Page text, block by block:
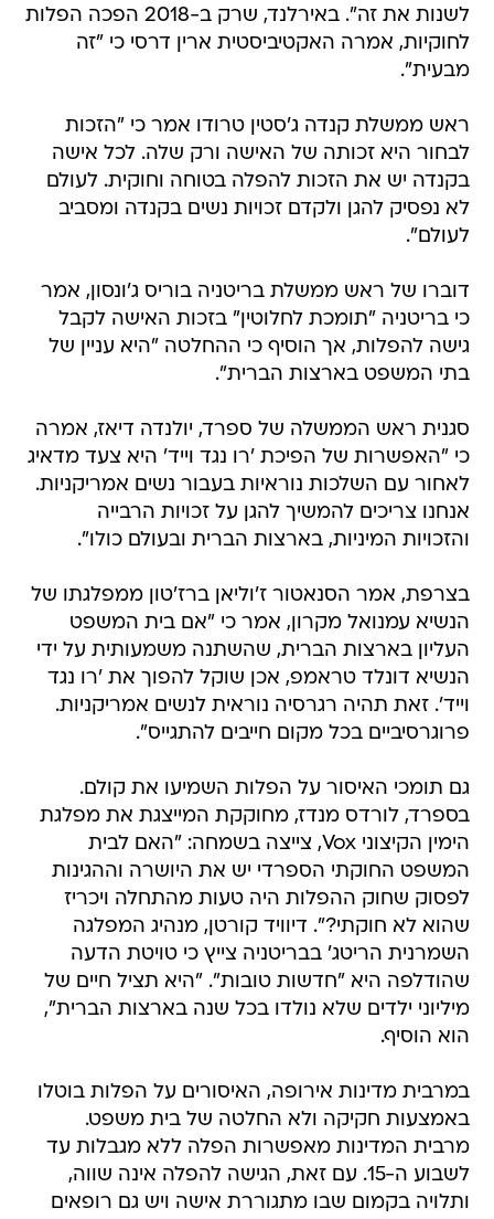
לשנות את זה". באירלנד, שרק ב-2018 הפכה הפלות
לחוקיות, אמרה האקטיביסטית ארין דרסי כי "זה
מבעית".
ראש ממשלת קנדה ג'סטין טרודו אמר כי "הזכות
לבחור היא זכותה של האישה ורק שלה. לכל אישה
בקנדה יש את הזכות להפלה בטוחה וחוקית. לעולם
לא נפסיק להגן ולקדם זכויות נשים בקנדה ומסביב
לעולם".
דוברו של ראש ממשלת בריטניה בוריס ג'ונסון, אמר
כי בריטניה "תומכת לחלוטין" בזכות האישה לקבל
גישה להפלות, אך הוסיף כי ההחלטה "היא עניין של
בתי המשפט בארצות הברית".
סגנית ראש הממשלה של ספרד, יולנדה דיאז, אמרה
כי "האפשרות של הפיכת 'רו נגד וייד' היא צעד מדאיג
לאחור עם השלכות נוראיות בעבור נשים אמריקניות.
אנחנו צריכים להמשיך להגן על זכויות הרבייה
והזכויות המיניות, בארצות הברית ובעולם כולו".
בצרפת, אמר הסנאטור ז'וליאן ברז'טון ממפלגתו של
הנשיא עמנואל מקרון, אמר כי "אם בית המשפט
העליון בארצות הברית, שהשתנה משמעותית על ידי
הנשיא דונלד טראמפ, אכן שוקל להפוך את 'רו נגד
וייד'. זאת תהיה רגרסיה נוראית לנשים אמריקניות.
פרוגרסיביים בכל מקום חייבים להתגייס".
גם תומכי האיסור על הפלות השמיעו את קולם.
בספרד, לורדס מנדז, מחוקקת המייצגת את מפלגת
הימין הקיצוני Vox, צייצה בשמחה: "האם לבית
המשפט החוקתי הספרדי יש את היושרה וההגינות
לפסוק שחוק ההפלות היה טעות מהתחלה ויכריז
שהוא לא חוקתי?". דיוויד קורטן, מנהיג המפלגה
השמרנית הריטג' בבריטניה צייץ כי טויטת הדעה
שהודלפה היא "חדשות טובות". "היא תציל חיים של
מיליוני ילדים שלא נולדו בכל שנה בארצות הברית",
הוא הוסיף.
במרבית מדינות אירופה, האיסורים על הפלות בוטלו
באמצעות חקיקה ולא החלטה של בית משפט.
מרבית המדינות מאפשרות הפלה ללא מגבלות עד
לשבוע ה-15. עם זאת, הגישה להפלה אינה שווה,
ותלויה בקמום שבו מתגוררת אישה ויש גם רופאים